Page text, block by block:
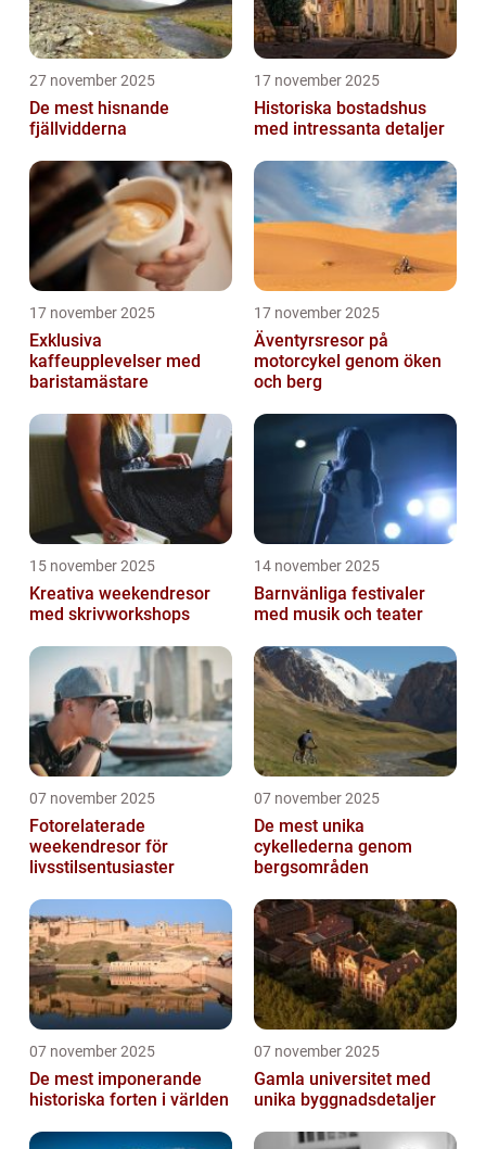
27 november 2025
De mest hisnande
fjällvidderna
17 november 2025
Historiska bostadshus
med intressanta detaljer
17 november 2025
Exklusiva
kaffeupplevelser med
baristamästare
17 november 2025
Äventyrsresor på
motorcykel genom öken
och berg
15 november 2025
Kreativa weekendresor
med skrivworkshops
14 november 2025
Barnvänliga festivaler
med musik och teater
07 november 2025
Fotorelaterade
weekendresor för
livsstilsentusiaster
07 november 2025
De mest unika
cykellederna genom
bergsområden
07 november 2025
De mest imponerande
historiska forten i världen
07 november 2025
Gamla universitet med
unika byggnadsdetaljer